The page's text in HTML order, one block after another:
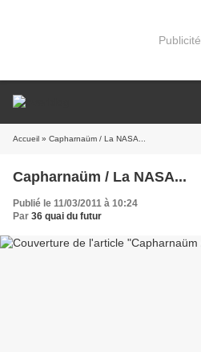
Publicité
Accueil » Capharnaüm / La NASA...
Capharnaüm / La NASA...
Publié le 11/03/2011 à 10:24
Par 36 quai du futur